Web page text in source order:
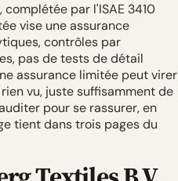
par l'ISAE 3410
vise une assurance
contrôles par
pas de tests de détail
assurance limitée peut virer
vu, juste suffisamment de
pour se rassurer, en
tient dans trois pages du